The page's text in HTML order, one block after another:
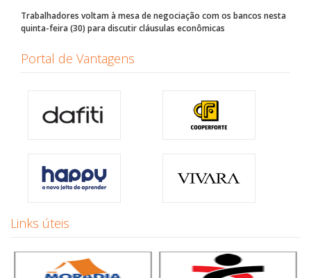
Trabalhadores voltam à mesa de negociação com os bancos nesta
quinta-feira (30) para discutir cláusulas econômicas
Portal de Vantagens
Links úteis